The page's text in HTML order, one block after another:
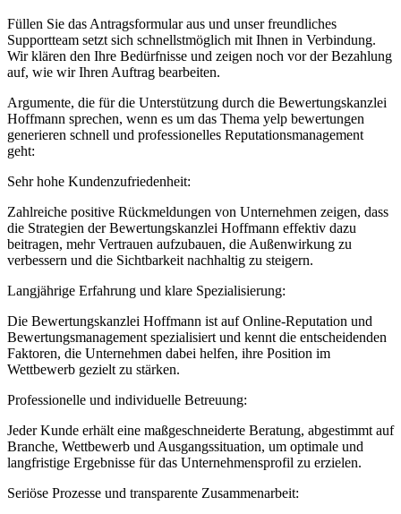
Füllen Sie das Antragsformular aus und unser freundliches
Supportteam setzt sich schnellstmöglich mit Ihnen in Verbindung.
Wir klären den Ihre Bedürfnisse und zeigen noch vor der Bezahlung
auf, wie wir Ihren Auftrag bearbeiten.
Argumente, die für die Unterstützung durch die Bewertungskanzlei
Hoffmann sprechen, wenn es um das Thema yelp bewertungen
generieren schnell und professionelles Reputationsmanagement
geht:
Sehr hohe Kundenzufriedenheit:
Zahlreiche positive Rückmeldungen von Unternehmen zeigen, dass
die Strategien der Bewertungskanzlei Hoffmann effektiv dazu
beitragen, mehr Vertrauen aufzubauen, die Außenwirkung zu
verbessern und die Sichtbarkeit nachhaltig zu steigern.
Langjährige Erfahrung und klare Spezialisierung:
Die Bewertungskanzlei Hoffmann ist auf Online-Reputation und
Bewertungsmanagement spezialisiert und kennt die entscheidenden
Faktoren, die Unternehmen dabei helfen, ihre Position im
Wettbewerb gezielt zu stärken.
Professionelle und individuelle Betreuung:
Jeder Kunde erhält eine maßgeschneiderte Beratung, abgestimmt auf
Branche, Wettbewerb und Ausgangssituation, um optimale und
langfristige Ergebnisse für das Unternehmensprofil zu erzielen.
Seriöse Prozesse und transparente Zusammenarbeit: